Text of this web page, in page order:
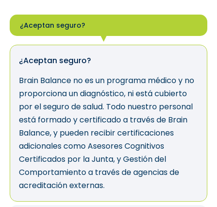
¿Aceptan seguro?
¿Aceptan seguro?
Brain Balance no es un programa médico y no
proporciona un diagnóstico, ni está cubierto
por el seguro de salud. Todo nuestro personal
está formado y certificado a través de Brain
Balance, y pueden recibir certificaciones
adicionales como Asesores Cognitivos
Certificados por la Junta, y Gestión del
Comportamiento a través de agencias de
acreditación externas.